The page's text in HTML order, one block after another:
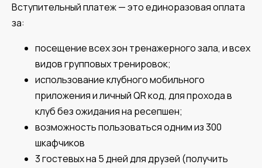
Вступительный платеж — это единоразовая оплата
за:
посещение всех зон тренажерного зала, и всех
видов групповых тренировок;
использование клубного мобильного
приложения и личный QR код, для прохода в
клуб без ожидания на ресепшен;
возможность пользоваться одним из 300
шкафчиков
3 гостевых на 5 дней для друзей (получить